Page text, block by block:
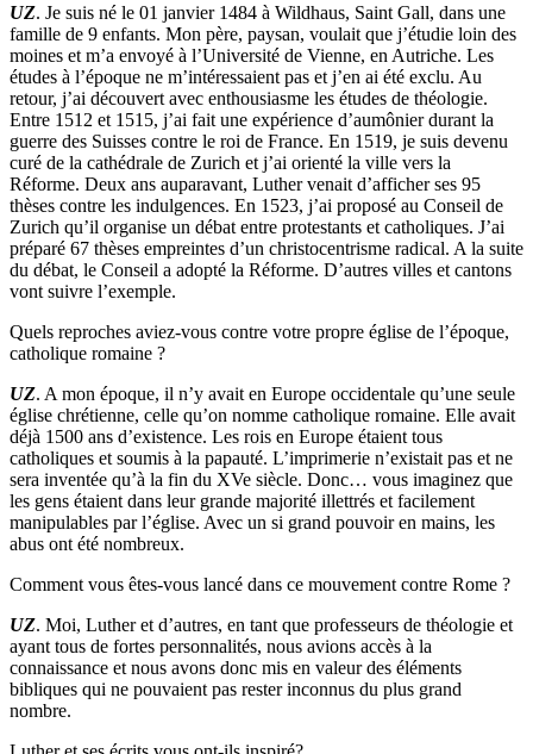
UZ. Je suis né le 01 janvier 1484 à Wildhaus, Saint Gall, dans une
famille de 9 enfants. Mon père, paysan, voulait que j’étudie loin des
moines et m’a envoyé à l’Université de Vienne, en Autriche. Les
études à l’époque ne m’intéressaient pas et j’en ai été exclu. Au
retour, j’ai découvert avec enthousiasme les études de théologie.
Entre 1512 et 1515, j’ai fait une expérience d’aumônier durant la
guerre des Suisses contre le roi de France. En 1519, je suis devenu
curé de la cathédrale de Zurich et j’ai orienté la ville vers la
Réforme. Deux ans auparavant, Luther venait d’afficher ses 95
thèses contre les indulgences. En 1523, j’ai proposé au Conseil de
Zurich qu’il organise un débat entre protestants et catholiques. J’ai
préparé 67 thèses empreintes d’un christocentrisme radical. A la suite
du débat, le Conseil a adopté la Réforme. D’autres villes et cantons
vont suivre l’exemple.
Quels reproches aviez-vous contre votre propre église de l’époque,
catholique romaine ?
UZ. A mon époque, il n’y avait en Europe occidentale qu’une seule
église chrétienne, celle qu’on nomme catholique romaine. Elle avait
déjà 1500 ans d’existence. Les rois en Europe étaient tous
catholiques et soumis à la papauté. L’imprimerie n’existait pas et ne
sera inventée qu’à la fin du XVe siècle. Donc… vous imaginez que
les gens étaient dans leur grande majorité illettrés et facilement
manipulables par l’église. Avec un si grand pouvoir en mains, les
abus ont été nombreux.
Comment vous êtes-vous lancé dans ce mouvement contre Rome ?
UZ. Moi, Luther et d’autres, en tant que professeurs de théologie et
ayant tous de fortes personnalités, nous avions accès à la
connaissance et nous avons donc mis en valeur des éléments
bibliques qui ne pouvaient pas rester inconnus du plus grand
nombre.